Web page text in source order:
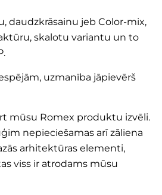
daudzkrāsainu jeb Color-mix,
skalotu variantu un to
uzmanība jāpievērš
mūsu Romex produktu izvēli.
nepieciešamas arī zāliena
arhitektūras elementi,
viss ir atrodams mūsu